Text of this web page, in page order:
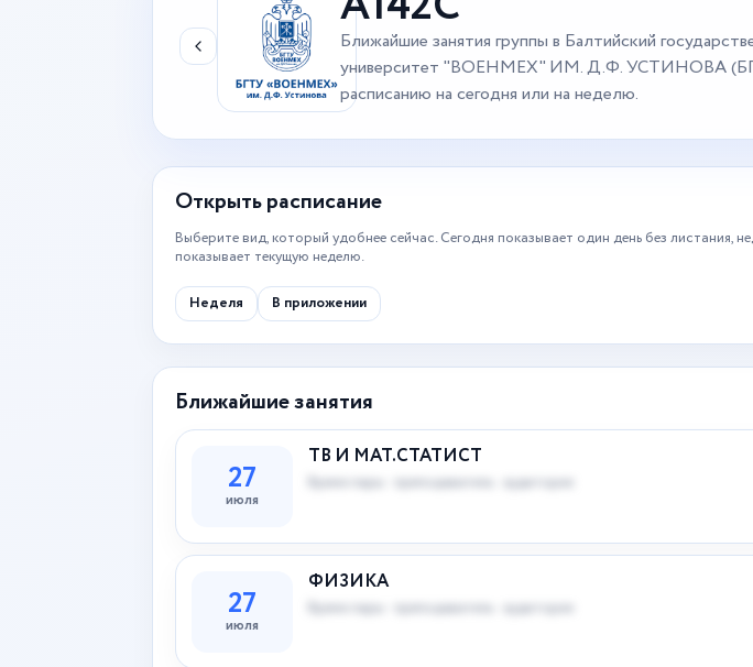
Ближайшие занятия группы в Балтийский
университет "ВОЕНМЕХ" ИМ. Д.Ф. УСТИНОВА
расписанию на сегодня или на неделю.
Открыть расписание
Выберите вид, который удобнее сейчас. Сегодня показывает один день без листания,
показывает текущую неделю.
Неделя В приложении
Ближайшие занятия
27
июля
ТВ И МАТ.СТАТИСТ
Время пары · преподаватель · аудитория
27
июля
ФИЗИКА
Время пары · преподаватель · аудитория